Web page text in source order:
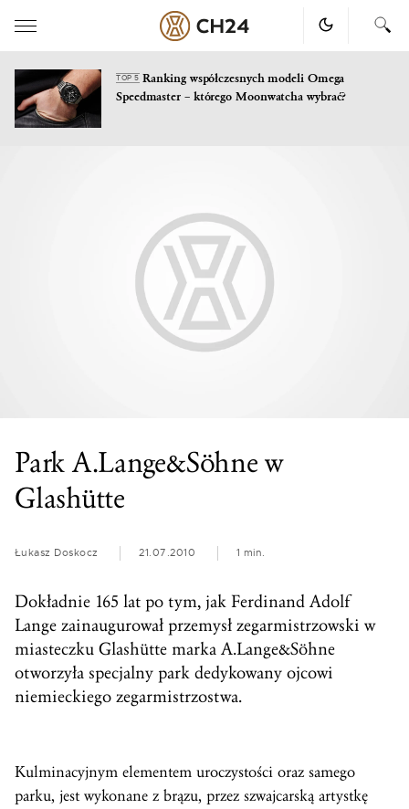
TOP 5Ranking współczesnych modeli Omega
Speedmaster – którego Moonwatcha wybrać?
Park A.Lange&Söhne w
Glashütte
Łukasz Doskocz 21.07.2010 1 min.
Dokładnie 165 lat po tym, jak Ferdinand Adolf
Lange zainaugurował przemysł zegarmistrzowski w
miasteczku Glashütte marka A.Lange&Söhne
otworzyła specjalny park dedykowany ojcowi
niemieckiego zegarmistrzostwa.
Kulminacyjnym elementem uroczystości oraz samego
parku, jest wykonane z brązu, przez szwajcarską artystkę